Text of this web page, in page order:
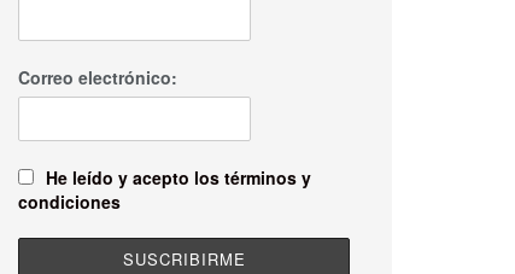
Correo electrónico:
He leído y acepto los términos y
condiciones